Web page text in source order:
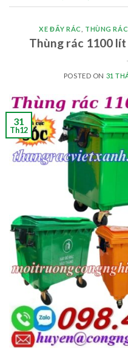
XE ĐẨY RÁC THÙNG
Thùng rác 1100 lít
POSTED ON 31
31
Th12